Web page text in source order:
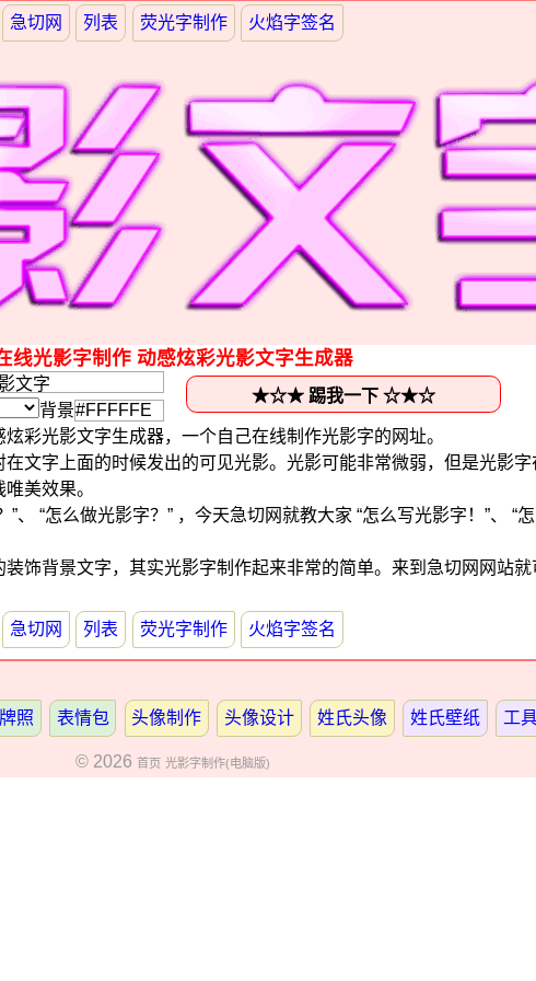
急切网 列表 荧光字制作 火焰字签名
线光影字制作 动感炫彩光影文字生成器
背景
彩光影文字生成器，一个自己在线制作光影字的网址。
文字上面的时候发出的可见光影。光影可能非常微弱，但是光影字
美效果。
、 “怎么做光影字？” ，今天急切网就教大家 “怎么写光影字！”、 “
饰背景文字，其实光影字制作起来非常的简单。来到急切网网站就
急切网
列表 荧光字制作 火焰字签名
照 表情包 头像制作 头像设计 姓氏头像 姓氏壁纸 工
© 2026 首页 光影字制作(电脑版)